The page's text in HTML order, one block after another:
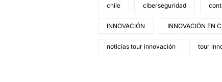
chile ciberseguridad
INNOVACIÓN INNOVACIÓN EN
noticias tour innovación tour